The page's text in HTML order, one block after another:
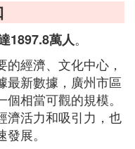
1897.8萬人。
經濟、文化中心，
最新數據，廣州市區
相當可觀的規模。
濟活力和吸引力，也
展。